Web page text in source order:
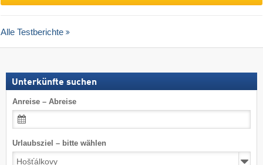
Alle Testberichte
Unterkünfte suchen
Anreise – Abreise
Urlaubsziel – bitte wählen